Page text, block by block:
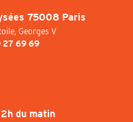
75008 Paris
Georges V
27 69 69
du matin